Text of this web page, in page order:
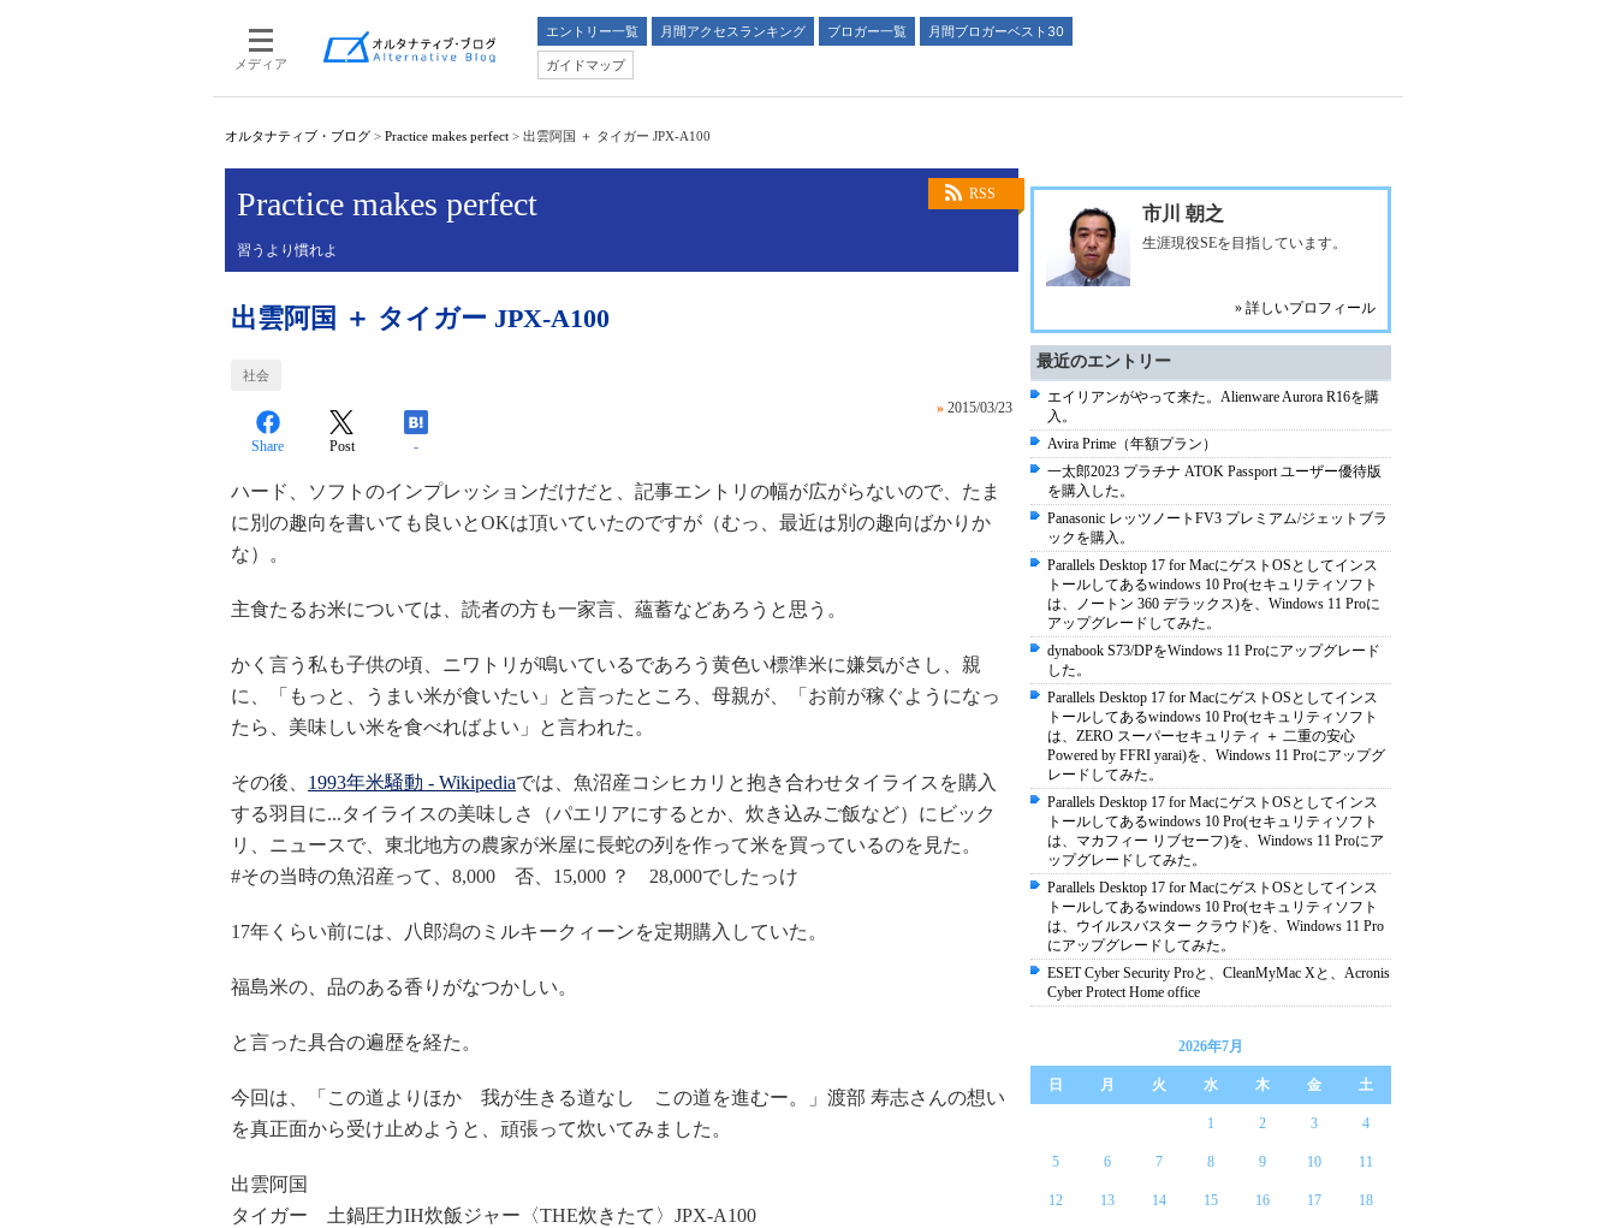
メディア
エントリー一覧 月間アクセスランキング ブロガー一覧
月間ブロガーベスト30
ガイドマップ
オルタナティブ・ブログ > Practice makes perfect > 出雲阿国 ＋ タイガー JPX-A100
RSS
Practice makes perfect
習うより慣れよ
出雲阿国 ＋ タイガー JPX-A100
社会
» 2015/03/23
Share Post -
ハード、ソフトのインプレッションだけだと、記事エントリの幅が広がらないので、たま
に別の趣向を書いても良いとOKは頂いていたのですが（むっ、最近は別の趣向ばかりか
な）。
主食たるお米については、読者の方も一家言、蘊蓄などあろうと思う。
かく言う私も子供の頃、ニワトリが鳴いているであろう黄色い標準米に嫌気がさし、親
に、「もっと、うまい米が食いたい」と言ったところ、母親が、「お前が稼ぐようになっ
たら、美味しい米を食べればよい」と言われた。
その後、 1993年米騒動 - Wikipediaでは、魚沼産コシヒカリと抱き合わせタイライスを購入
する羽目に...タイライスの美味しさ（パエリアにするとか、炊き込みご飯など）にビック
リ、ニュースで、東北地方の農家が米屋に長蛇の列を作って米を買っているのを見た。
#その当時の魚沼産って、8,000 否、15,000 ？ 28,000でしたっけ
17年くらい前には、八郎潟のミルキークィーンを定期購入していた。
福島米の、品のある香りがなつかしい。
と言った具合の遍歴を経た。
今回は、「この道よりほか 我が生きる道なし この道を進むー。」渡部 寿志さんの想い
を真正面から受け止めようと、頑張って炊いてみました。
出雲阿国
タイガー 土鍋圧力IH炊飯ジャー〈THE炊きたて〉JPX-A100
市川 朝之
生涯現役SEを目指しています。
» 詳しいプロフィール
最近のエントリー
エイリアンがやって来た。Alienware Aurora R16を購
入。
Avira Prime（年額プラン）
一太郎2023 プラチナ ATOK Passport ユーザー優待版
を購入した。
Panasonic レッツノートFV3 プレミアム/ジェットブラ
ックを購入。
Parallels Desktop 17 for MacにゲストOSとしてインス
トールしてあるwindows 10 Pro(セキュリティソフト
は、ノートン 360 デラックス)を、Windows 11 Proに
アップグレードしてみた。
dynabook S73/DPをWindows 11 Proにアップグレード
した。
Parallels Desktop 17 for MacにゲストOSとしてインス
トールしてあるwindows 10 Pro(セキュリティソフト
は、ZERO スーパーセキュリティ ＋ 二重の安心
Powered by FFRI yarai)を、Windows 11 Proにアップグ
レードしてみた。
Parallels Desktop 17 for MacにゲストOSとしてインス
トールしてあるwindows 10 Pro(セキュリティソフト
は、マカフィー リブセーフ)を、Windows 11 Proにア
ップグレードしてみた。
Parallels Desktop 17 for MacにゲストOSとしてインス
トールしてあるwindows 10 Pro(セキュリティソフト
は、ウイルスバスター クラウド)を、Windows 11 Pro
にアップグレードしてみた。
ESET Cyber Security Proと、CleanMyMac Xと、Acronis
Cyber Protect Home office
2026年7月
日 月 火 水 木 金 土
1 2 3 4
5 6 7 8 9 10 11
12 13 14 15 16 17 18